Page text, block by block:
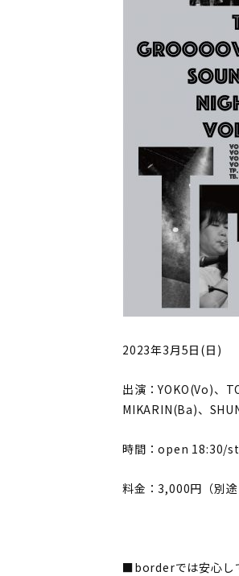
2023年3月5日(日)
出演：YOKO(Vo)、
MIKARIN(Ba)、
時間：open 18:30/
料金：3,000円（別途
■borderでは安心し